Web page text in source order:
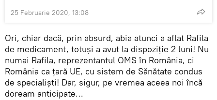
25 Februarie 2020, 13:08
Ori, chiar dacă, prin absurd, abia atunci a aflat Rafila
de medicament, totuși a avut la dispoziție 2 luni! Nu
numai Rafila, reprezentantul OMS în România, ci
România ca țară UE, cu sistem de Sănătate condus
de specialiști! Dar, sigur, pe vremea aceea noi încă
doream anticipate…